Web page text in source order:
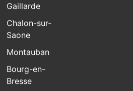
Gaillarde
Chalon-sur-
Saone
Montauban
Bourg-en-
Bresse